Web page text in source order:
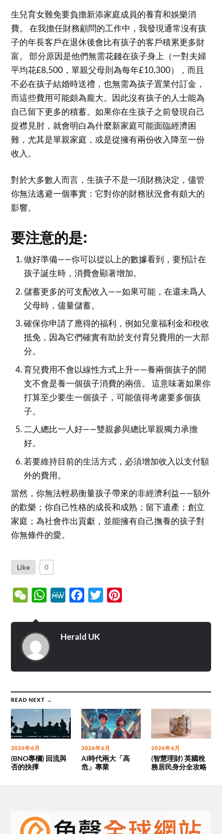
生兒育女難免要負擔新添家庭成員的養育和娛樂消
費。 在我擔任財務顧問的工作中，我發現通常沒有孩
子的年長客戶在退休後會比有孩子的客戶積累更多財
富。 部分原因是他們無需花錢在孩子身上（一對夫婦
平均花£8,500，單親父母則為每年£10,300），而且
不必在孩子結婚時送禮，也無需為孩子置業付訂金，
而這些費用可能頗為龐大。因此沒有孩子的人士能為
自己留下更多的積蓄。如果你在生孩子之前發現自己
捉襟見肘，就會明白為什麼新家庭可能面臨經濟困
難，尤其是單親家庭，或是從擁有兩份收入降至一份
收入。
對於大多數人而言，生孩子不是一項財務決定，儘管
你無法逃避一個事實：它對你的財務狀況會有頗大的
影響。
要注意的是:
做好準備——你可以從以上的數據看到，要預計在
孩子誕生時，消費會顯著增加。
儲蓄更多的可支配收入——如果可能，在還未爲人
父母時，儘量儲蓄。
確保你申請了應得的福利，例如兒童福利金和稅收
抵免，因為它們確實有助於支付育兒費用的一大部
分。
育兒費用不會以線性方式上升——養兩個孩子的開
支不會是養一個孩子消費的兩倍。 這意味著如果你
打算至少要生一個孩子，可能值得考慮要多個孩
子。
二人總比一人好——雙親參與總比單親獨力承擔
好。
若要維持目前的生活方式，必須增加收入以支付額
外的費用。
當然，你無法輕易衡量孩子帶來的非經濟利益——額外
的歡樂；你自己性格的成長和成熟；留下遺產；創立
家庭；為社會作出貢獻，並能擁有自己撫養的孩子對
你無條件的愛。
Like 0
WeChatWhatsApp
MeWe Facebook
Twitter
Herald UK
READ NEXT →
2026年6月
(BNO專欄) 回流與
否的抉擇
2026年6月
AI時代兩大「高
危」專業
2026年6月
(智慧理財) 英國稅
務居民身分全攻略